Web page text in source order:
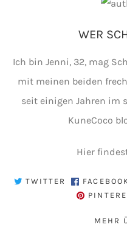
WER
Ich bin Jenni, 32, mag
mit meinen beiden
seit einigen Jahren im
KuneCoco
Hier
TWITTER
MEHR